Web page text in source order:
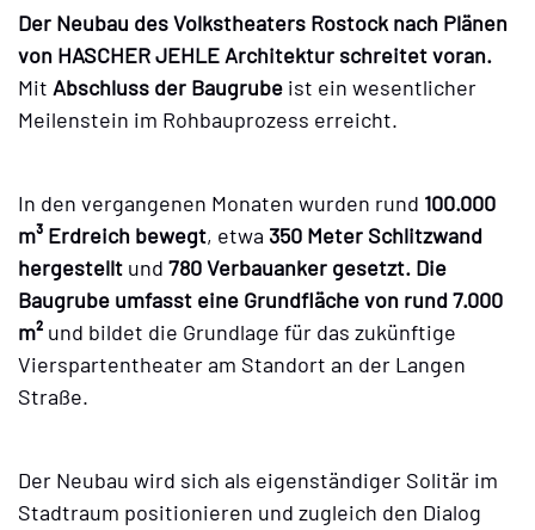
Der Neubau des Volkstheaters Rostock nach Plänen
von HASCHER JEHLE Architektur schreitet voran.
Mit Abschluss der Baugrube ist ein wesentlicher
Meilenstein im Rohbauprozess erreicht.
In den vergangenen Monaten wurden rund 100.000
m³ Erdreich bewegt, etwa 350 Meter Schlitzwand
hergestellt und 780 Verbauanker gesetzt. Die
Baugrube umfasst eine Grundfläche von rund 7.000
m² und bildet die Grundlage für das zukünftige
Vierspartentheater am Standort an der Langen
Straße.
Der Neubau wird sich als eigenständiger Solitär im
Stadtraum positionieren und zugleich den Dialog